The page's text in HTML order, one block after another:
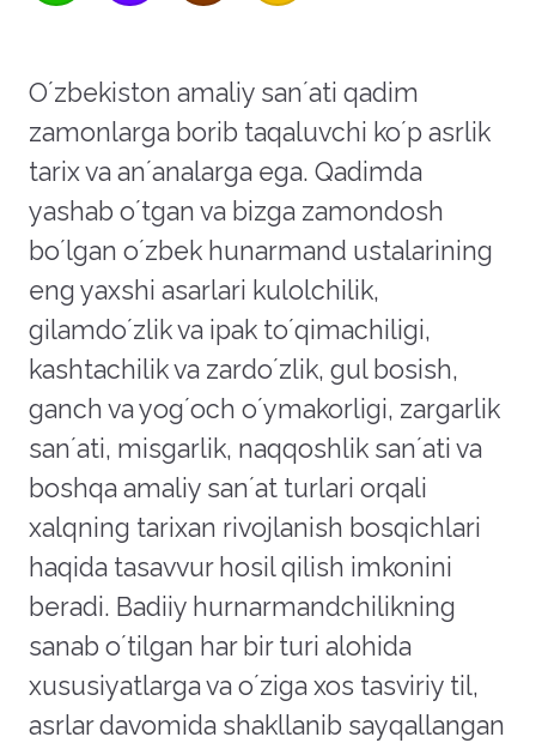
Oʼzbekiston amaliy sanʼati qadim
zamonlarga borib taqaluvchi koʼp asrlik
tarix va anʼanalarga ega. Qadimda
yashab oʼtgan va bizga zamondosh
boʼlgan oʼzbek hunarmand ustalarining
eng yaxshi asarlari kulolchilik,
gilamdoʼzlik va ipak toʼqimachiligi,
kashtachilik va zardoʼzlik, gul bosish,
ganch va yogʼoch oʼymakorligi, zargarlik
sanʼati, misgarlik, naqqoshlik sanʼati va
boshqa amaliy sanʼat turlari orqali
xalqning tarixan rivojlanish bosqichlari
haqida tasavvur hosil qilish imkonini
beradi. Badiiy hurnarmandchilikning
sanab oʼtilgan har bir turi alohida
xususiyatlarga va oʼziga xos tasviriy til,
asrlar davomida shakllanib sayqallangan